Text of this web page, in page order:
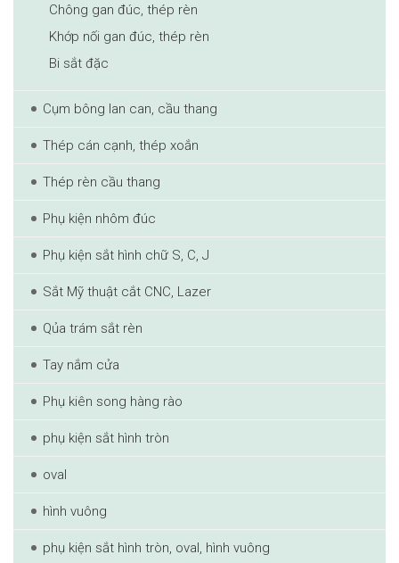
Chông gan đúc, thép rèn
Khớp nối gan đúc, thép rèn
Bi sắt đặc
Cụm bông lan can, cầu thang
Thép cán cạnh, thép xoắn
Thép rèn cầu thang
Phụ kiện nhôm đúc
Phụ kiện sắt hình chữ S, C, J
Sắt Mỹ thuật cắt CNC, Lazer
Qủa trám sắt rèn
Tay nắm cửa
Phụ kiên song hàng rào
phụ kiện sắt hình tròn
oval
hình vuông
phụ kiện sắt hình tròn, oval, hình vuông